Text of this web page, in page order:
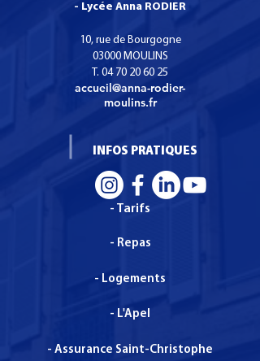
- Lycée Anna RODIER
10, rue de Bourgogne
03000 MOULINS
T. 04 70 20 60 25
accueil@anna-rodier-
moulins.fr
INFOS PRATIQUES
- Tarifs
- Repas
- Logements
- L'Apel
- Assurance Saint-Christophe